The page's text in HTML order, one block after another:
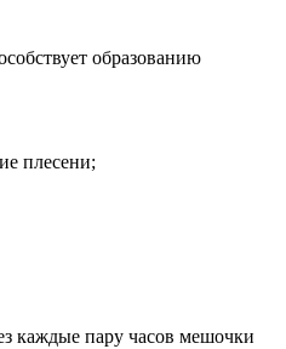
образованию
плесени;
каждые пару часов мешочки